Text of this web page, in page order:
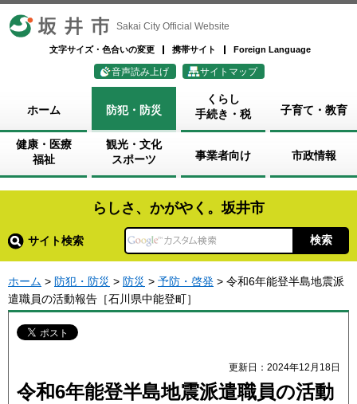
坂井市 Sakai City Official Website
文字サイズ・色合いの変更 携帯サイト Foreign Language
音声読み上げ サイトマップ
ホーム 防犯・防災
くらし
手続き・税
子育て・教育
健康・医療
福祉
観光・文化
スポーツ
事業者向け 市政情報
らしさ、かがやく。坂井市
サイト検索
ホーム > 防犯・防災 > 防災 > 予防・啓発 > 令和6年能登半島地震派
遣職員の活動報告［石川県中能登町］
更新日：2024年12月18日
令和6年能登半島地震派遣職員の活動